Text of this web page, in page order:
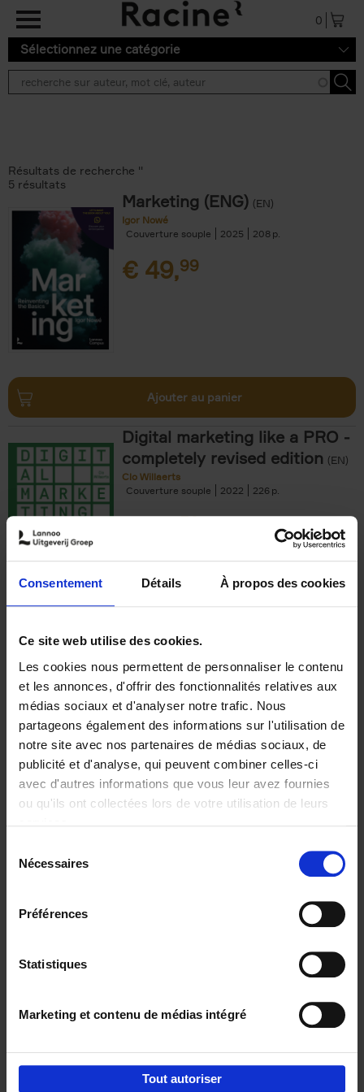
Consentement Détails À propos des cookies
Ce site web utilise des cookies.
Les cookies nous permettent de personnaliser le contenu
et les annonces, d'offrir des fonctionnalités relatives aux
médias sociaux et d'analyser notre trafic. Nous
partageons également des informations sur l'utilisation de
notre site avec nos partenaires de médias sociaux, de
publicité et d'analyse, qui peuvent combiner celles-ci
avec d'autres informations que vous leur avez fournies
ou qu'ils ont collectées lors de votre utilisation de leurs
Nécessaires
Préférences
Statistiques
Marketing et contenu de médias intégré
Tout autoriser
Aller au contenu principal
0
Sélectionnez une catégorie
Résultats de recherche ''
5 résultats
Marketing (ENG) (EN)
Igor Nowé
Couverture souple
2025 208
€ 49,99
Ajouter au panier
Digital marketing like a PRO -
completely revised edition (EN)
Clo Willaerts
Couverture souple
2022 226
€35,50
The Offer You Can't
Refuse
Steven Van Belleghem
Couverture souple
2020 256
€37,50
Building Bonds = Building